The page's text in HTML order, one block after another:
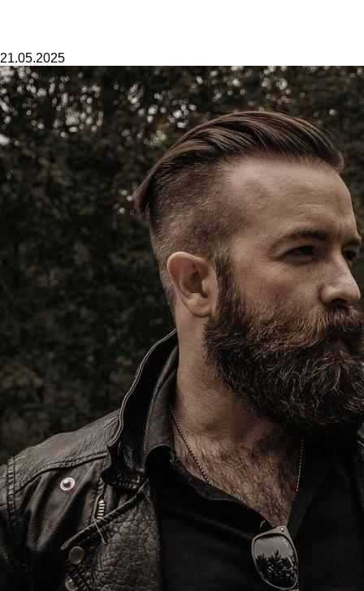
21.05.2025